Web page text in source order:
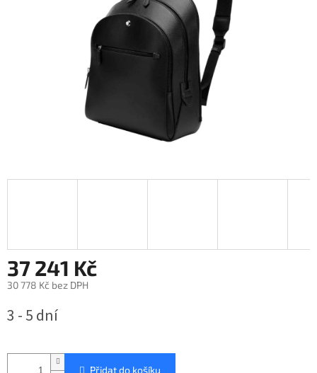
37 241 Kč
30 778 Kč bez DPH
cena:
3 - 5 dní
Přidat do košíku